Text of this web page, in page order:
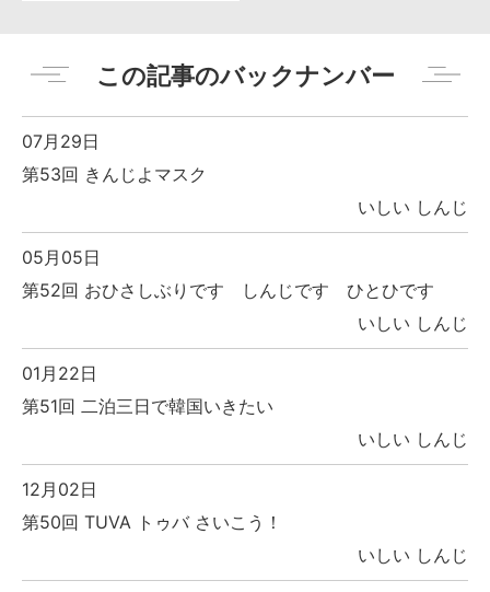
この記事のバックナンバー
07月29日
第53回 きんじよマスク
いしい しんじ
05月05日
第52回 おひさしぶりです しんじです ひとひです
いしい しんじ
01月22日
第51回 二泊三日で韓国いきたい
いしい しんじ
12月02日
第50回 TUVA トゥバ さいこう！
いしい しんじ